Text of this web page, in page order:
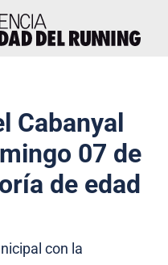
Cabanyal
07 de
de edad
con la